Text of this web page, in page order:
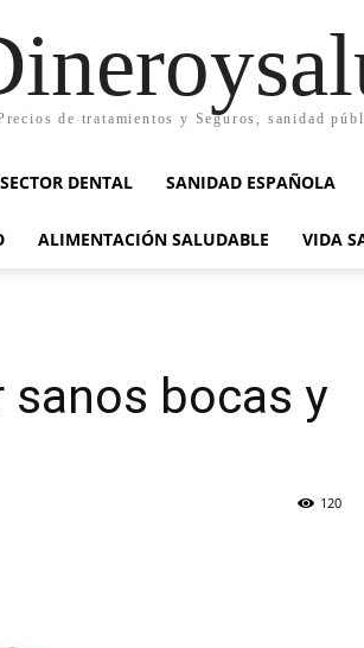
de tratamientos y Seguros, sanidad
SECTOR DENTAL SANIDAD ESPAÑOLA
ALIMENTACIÓN SALUDABLE VIDA
sanos bocas y
120